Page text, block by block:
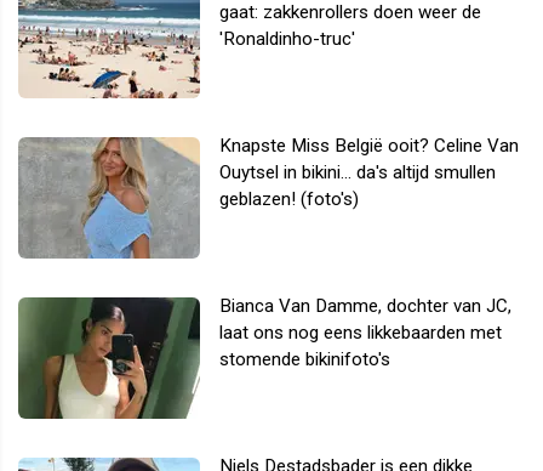
gaat: zakkenrollers doen weer de
'Ronaldinho-truc'
Knapste Miss België ooit? Celine Van
Ouytsel in bikini... da's altijd smullen
geblazen! (foto's)
Bianca Van Damme, dochter van JC,
laat ons nog eens likkebaarden met
stomende bikinifoto's
Niels Destadsbader is een dikke